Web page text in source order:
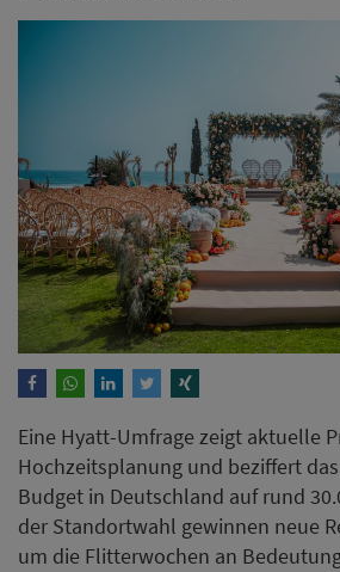
Eine Hyatt-Umfrage zeigt aktuelle
Hochzeitsplanung und beziffert
Budget in Deutschland auf rund
der Standortwahl gewinnen neue
um die Flitterwochen an